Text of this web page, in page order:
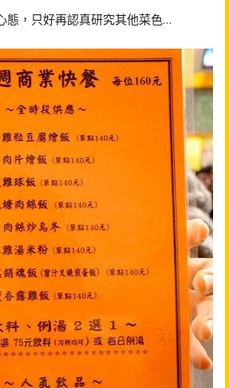
態，只好再認真研究其他菜色…